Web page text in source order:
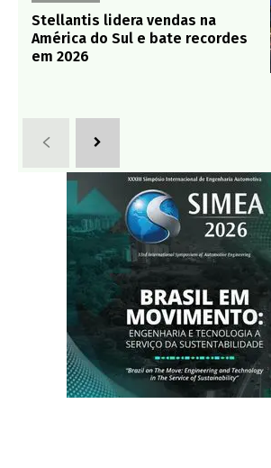
Stellantis lidera vendas na
América do Sul e bate recordes
em 2026